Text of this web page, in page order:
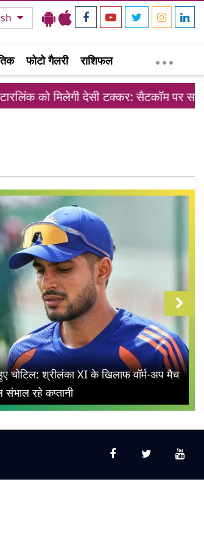
फोटो गैलरी राशिफल
को मिलेगी देसी टक्कर: सैटकॉम पर
चोटिल: श्रीलंका XI के खिलाफ वॉर्म-अप मैच
रहे कप्तानी